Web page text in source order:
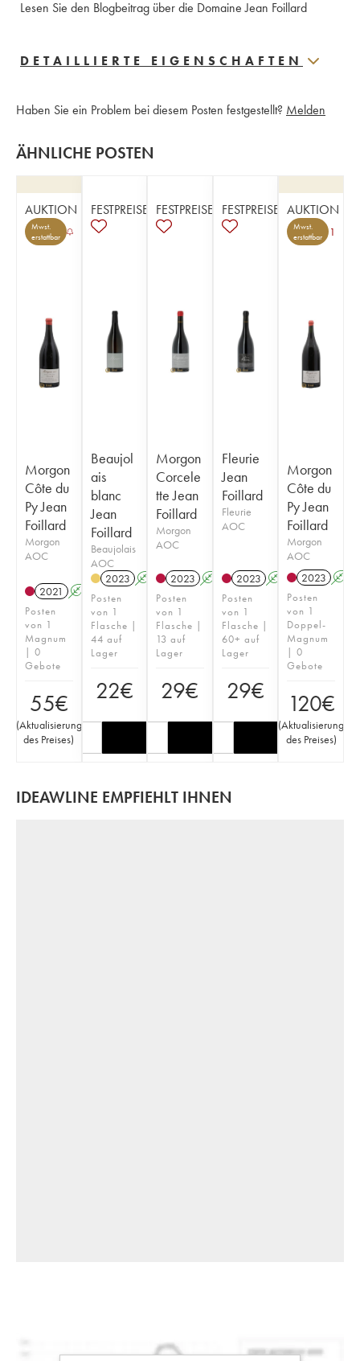
Lesen Sie den Blogbeitrag über die Domaine Jean Foillard
DETAILLIERTE EIGENSCHAFTEN
Haben Sie ein Problem bei diesem Posten festgestellt? Melden
ÄHNLICHE POSTEN
AUKTION
Mwst.
erstattbar
Morgon
Côte du
Py Jean
Foillard
Morgon
AOC
2021 A K
Posten
von 1
Magnum
| 0
Gebote
55€
(Aktualisierung
des Preises)
FESTPREISE
Beaujol
ais
blanc
Jean
Foillard
Beaujolais
AOC
2023 A
Posten
von 1
Flasche |
44 auf
Lager
22€
FESTPREISE
Morgon
Corcele
tte Jean
Foillard
Morgon
AOC
2023 A K
Posten
von 1
Flasche |
13 auf
Lager
29€
FESTPREISE
Fleurie
Jean
Foillard
Fleurie
AOC
2023 A K
Posten
von 1
Flasche |
60+ auf
Lager
29€
AUKTION
Mwst.
erstattbar
1
Morgon
Côte du
Py Jean
Foillard
Morgon
AOC
2023 A
Posten
von 1
Doppel-
Magnum
| 0
Gebote
120€
(Aktualisierung
des Preises)
IDEAWLINE EMPFIEHLT IHNEN